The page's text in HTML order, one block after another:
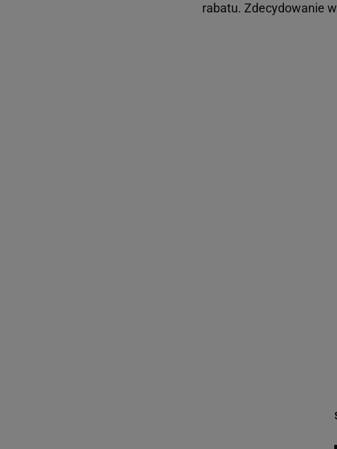
rabatu. Zdecydowanie